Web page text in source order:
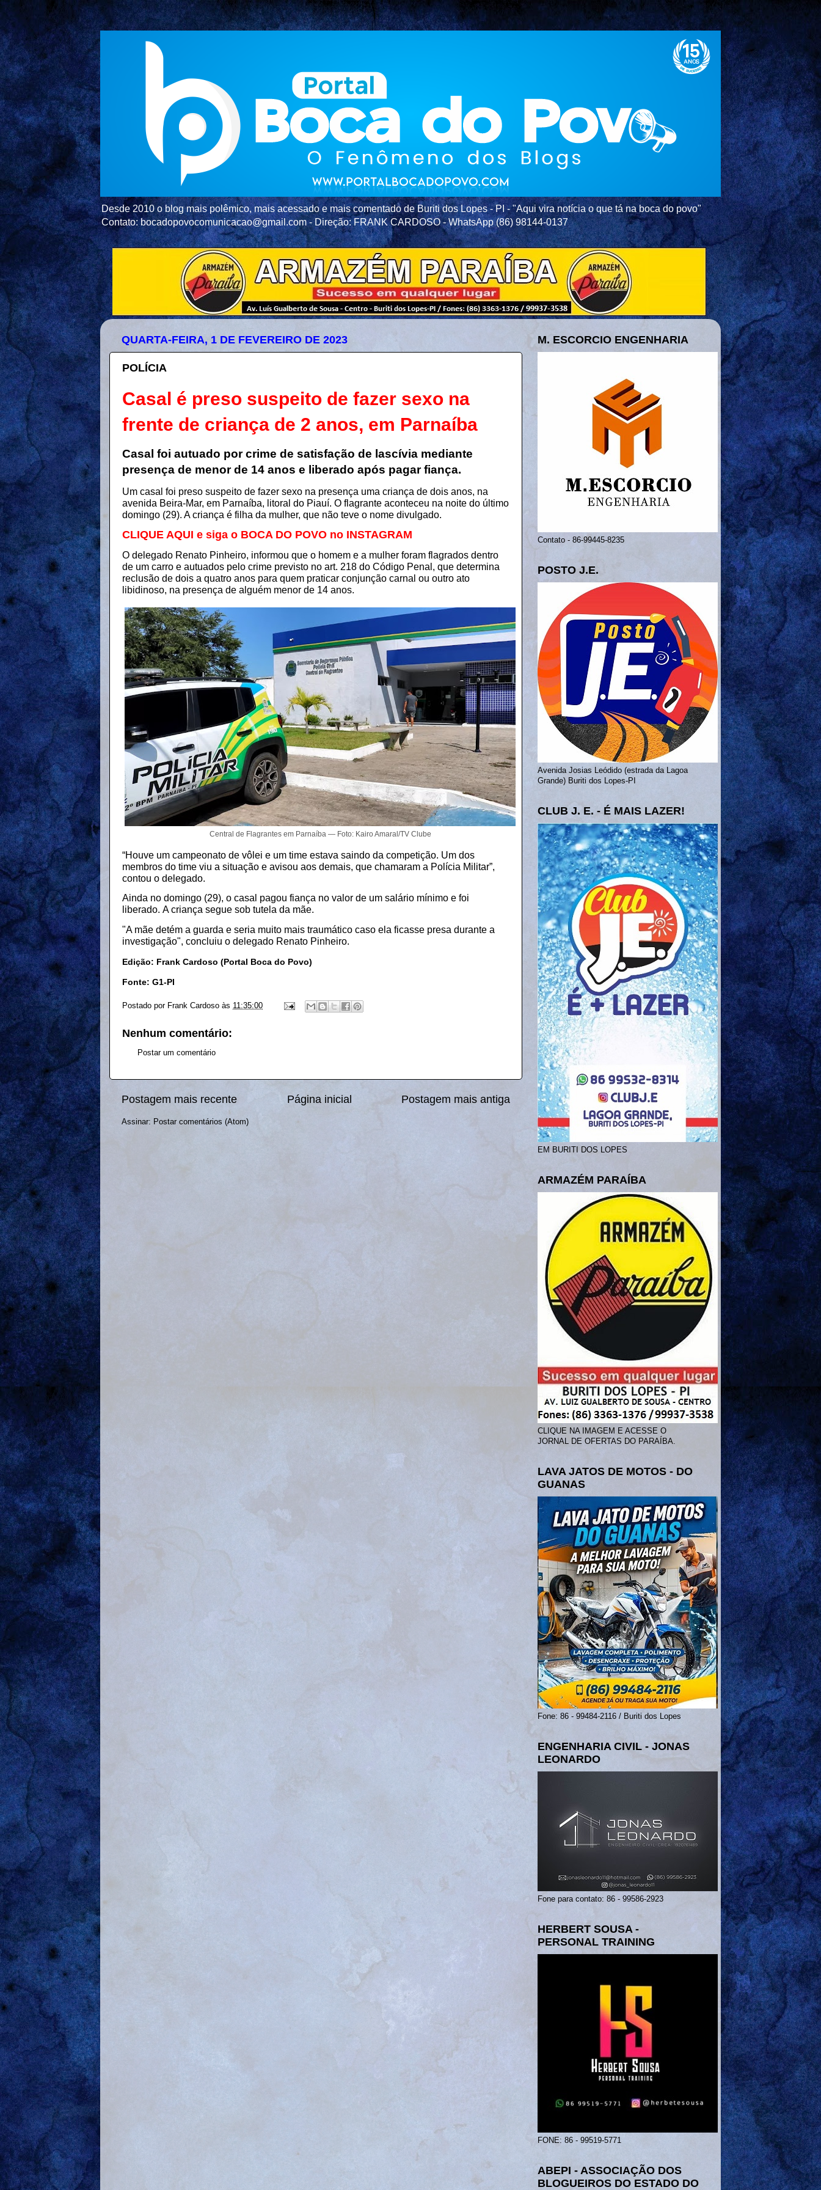
Desde 2010 o blog mais polêmico, mais acessado e mais comentado de Buriti dos Lopes - PI - "Aqui vira notícia o que tá na boca do povo"
Contato: bocadopovocomunicacao@gmail.com - Direção: FRANK CARDOSO - WhatsApp (86) 98144-0137
QUARTA-FEIRA, 1 DE FEVEREIRO DE 2023
POLÍCIA
Casal é preso suspeito de fazer sexo na
frente de criança de 2 anos, em Parnaíba
Casal foi autuado por crime de satisfação de lascívia mediante
presença de menor de 14 anos e liberado após pagar fiança.
Um casal foi preso suspeito de fazer sexo na presença uma criança de dois anos, na
avenida Beira-Mar, em Parnaíba, litoral do Piauí. O flagrante aconteceu na noite do último
domingo (29). A criança é filha da mulher, que não teve o nome divulgado.
CLIQUE AQUI e siga o BOCA DO POVO no INSTAGRAM
O delegado Renato Pinheiro, informou que o homem e a mulher foram flagrados dentro
de um carro e autuados pelo crime previsto no art. 218 do Código Penal, que determina
reclusão de dois a quatro anos para quem praticar conjunção carnal ou outro ato
libidinoso, na presença de alguém menor de 14 anos.
Central de Flagrantes em Parnaíba — Foto: Kairo Amaral/TV Clube
“Houve um campeonato de vôlei e um time estava saindo da competição. Um dos
membros do time viu a situação e avisou aos demais, que chamaram a Polícia Militar”,
contou o delegado.
Ainda no domingo (29), o casal pagou fiança no valor de um salário mínimo e foi
liberado. A criança segue sob tutela da mãe.
"A mãe detém a guarda e seria muito mais traumático caso ela ficasse presa durante a
investigação", concluiu o delegado Renato Pinheiro.
Edição: Frank Cardoso (Portal Boca do Povo)
Fonte: G1-PI
Postado por Frank Cardoso às 11:35:00
Nenhum comentário:
Postar um comentário
Postagem mais recente Postagem mais antiga
Página inicial
Assinar: Postar comentários (Atom)
M. ESCORCIO ENGENHARIA
Contato - 86-99445-8235
POSTO J.E.
Avenida Josias Leódido (estrada da Lagoa
Grande) Buriti dos Lopes-PI
CLUB J. E. - É MAIS LAZER!
EM BURITI DOS LOPES
ARMAZÉM PARAÍBA
CLIQUE NA IMAGEM E ACESSE O
JORNAL DE OFERTAS DO PARAÍBA.
LAVA JATOS DE MOTOS - DO
GUANAS
Fone: 86 - 99484-2116 / Buriti dos Lopes
ENGENHARIA CIVIL - JONAS
LEONARDO
Fone para contato: 86 - 99586-2923
HERBERT SOUSA -
PERSONAL TRAINING
FONE: 86 - 99519-5771
ABEPI - ASSOCIAÇÃO DOS
BLOGUEIROS DO ESTADO DO